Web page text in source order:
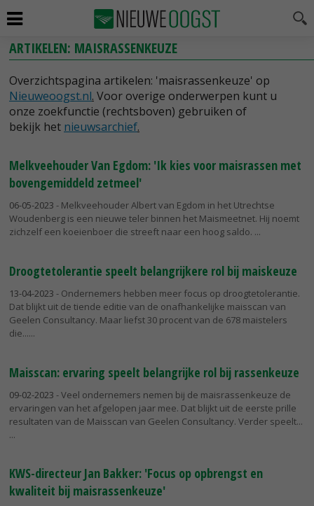
ARTIKELEN: MAISRASSENKEUZE
Overzichtspagina artikelen: 'maisrassenkeuze' op
Nieuweoogst.nl. Voor overige onderwerpen kunt u
onze zoekfunctie (rechtsboven) gebruiken of
bekijk het nieuwsarchief.
Melkveehouder Van Egdom: 'Ik kies voor maisrassen met
bovengemiddeld zetmeel'
06-05-2023 - Melkveehouder Albert van Egdom in het Utrechtse
Woudenberg is een nieuwe teler binnen het Maismeetnet. Hij noemt
zichzelf een koeienboer die streeft naar een hoog saldo.
Droogtetolerantie speelt belangrijkere rol bij maiskeuze
13-04-2023 - Ondernemers hebben meer focus op droogtetolerantie.
Dat blijkt uit de tiende editie van de onafhankelijke maisscan van
Geelen Consultancy. Maar liefst 30 procent van de 678 maistelers
die...
Maisscan: ervaring speelt belangrijke rol bij rassenkeuze
09-02-2023 - Veel ondernemers nemen bij de maisrassenkeuze de
ervaringen van het afgelopen jaar mee. Dat blijkt uit de eerste prille
resultaten van de Maisscan van Geelen Consultancy. Verder speelt...
KWS-directeur Jan Bakker: 'Focus op opbrengst en
kwaliteit bij maisrassenkeuze'